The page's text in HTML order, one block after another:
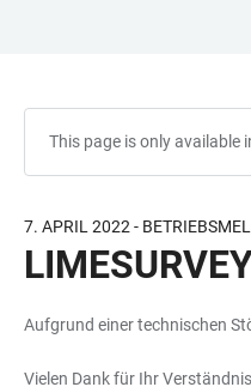
This page is only available
7. APRIL 2022 -
Aufgrund einer technischen
Vielen Dank für Ihr